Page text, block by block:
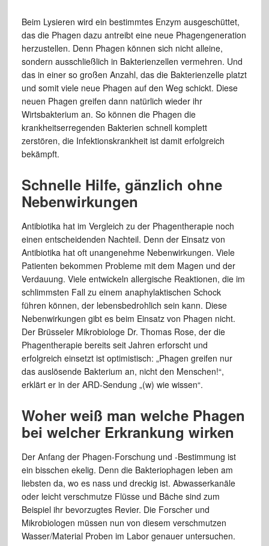
Beim Lysieren wird ein bestimmtes Enzym ausgeschüttet,
das die Phagen dazu antreibt eine neue Phagengeneration
herzustellen. Denn Phagen können sich nicht alleine,
sondern ausschließlich in Bakterienzellen vermehren. Und
das in einer so großen Anzahl, das die Bakterienzelle platzt
und somit viele neue Phagen auf den Weg schickt. Diese
neuen Phagen greifen dann natürlich wieder ihr
Wirtsbakterium an. So können die Phagen die
krankheitserregenden Bakterien schnell komplett
zerstören, die Infektionskrankheit ist damit erfolgreich
bekämpft.
Schnelle Hilfe, gänzlich ohne
Nebenwirkungen
Antibiotika hat im Vergleich zu der Phagentherapie noch
einen entscheidenden Nachteil. Denn der Einsatz von
Antibiotika hat oft unangenehme Nebenwirkungen. Viele
Patienten bekommen Probleme mit dem Magen und der
Verdauung. Viele entwickeln allergische Reaktionen, die im
schlimmsten Fall zu einem anaphylaktischen Schock
führen können, der lebensbedrohlich sein kann. Diese
Nebenwirkungen gibt es beim Einsatz von Phagen nicht.
Der Brüsseler Mikrobiologe Dr. Thomas Rose, der die
Phagentherapie bereits seit Jahren erforscht und
erfolgreich einsetzt ist optimistisch: „Phagen greifen nur
das auslösende Bakterium an, nicht den Menschen!“,
erklärt er in der ARD-Sendung „(w) wie wissen“.
Woher weiß man welche Phagen
bei welcher Erkrankung wirken
Der Anfang der Phagen-Forschung und -Bestimmung ist
ein bisschen ekelig. Denn die Bakteriophagen leben am
liebsten da, wo es nass und dreckig ist. Abwasserkanäle
oder leicht verschmutze Flüsse und Bäche sind zum
Beispiel ihr bevorzugtes Revier. Die Forscher und
Mikrobiologen müssen nun von diesem verschmutzen
Wasser/Material Proben im Labor genauer untersuchen.